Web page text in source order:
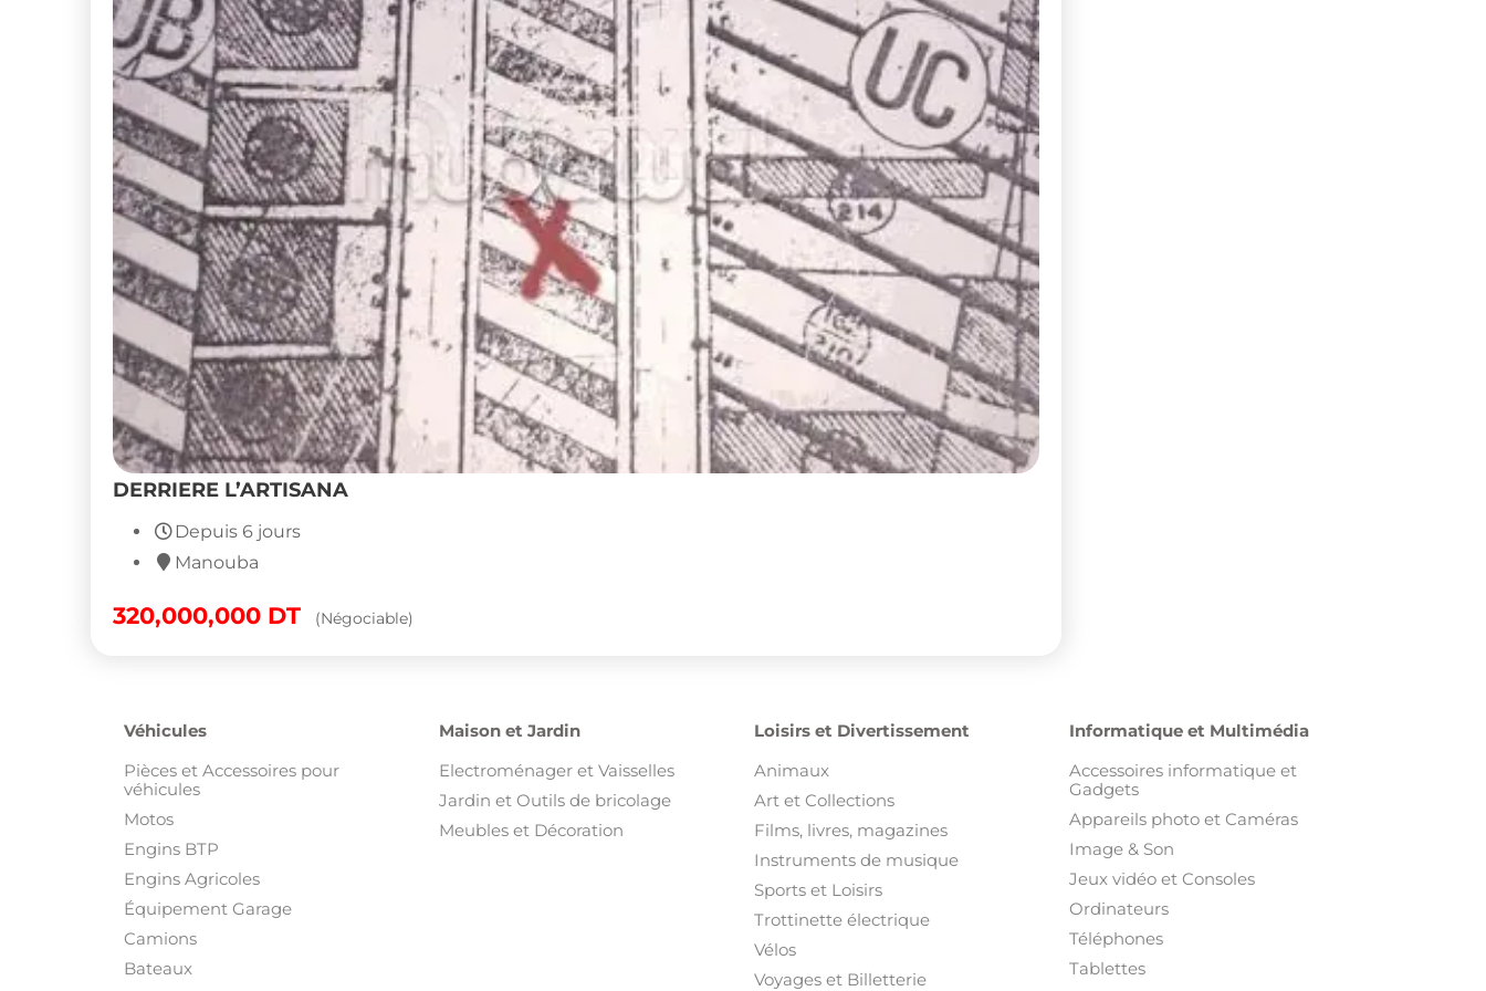
DERRIERE L’ARTISANA
Depuis 6 jours
Manouba
320,000,000 DT (Négociable)
Véhicules
Pièces et Accessoires pour
véhicules
Motos
Engins BTP
Engins Agricoles
Équipement Garage
Camions
Bateaux
Maison et Jardin
Electroménager et Vaisselles
Jardin et Outils de bricolage
Meubles et Décoration
Loisirs et Divertissement
Animaux
Art et Collections
Films, livres, magazines
Instruments de musique
Sports et Loisirs
Trottinette électrique
Vélos
Voyages et Billetterie
Informatique et Multimédia
Accessoires informatique et
Gadgets
Appareils photo et Caméras
Image & Son
Jeux vidéo et Consoles
Ordinateurs
Téléphones
Tablettes